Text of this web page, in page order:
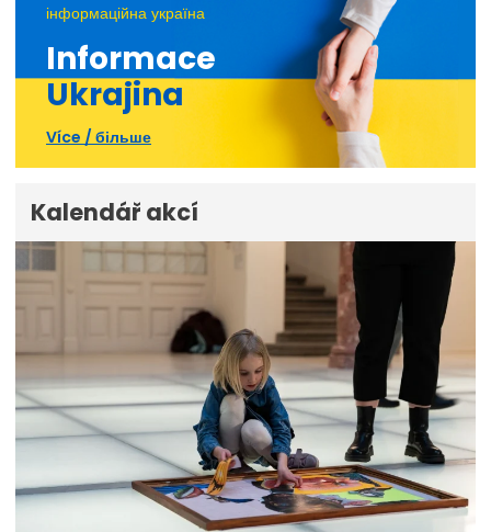
інформаційна україна
Informace
Ukrajina
Více / більше
Kalendář akcí